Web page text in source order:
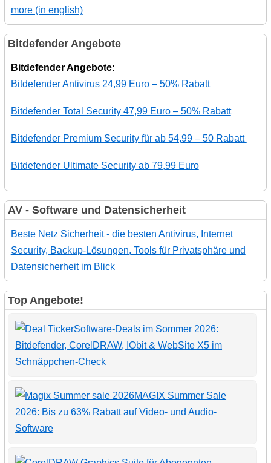
more (in english)
Bitdefender Angebote
Bitdefender Angebote:
Bitdefender Antivirus 24,99 Euro – 50% Rabatt
Bitdefender Total Security 47,99 Euro – 50% Rabatt
Bitdefender Premium Security für ab 54,99 – 50 Rabatt
Bitdefender Ultimate Security ab 79,99 Euro
AV - Software und Datensicherheit
Beste Netz Sicherheit - die besten Antivirus, Internet
Security, Backup-Lösungen, Tools für Privatsphäre und
Datensicherheit im Blick
Top Angebote!
Software-Deals im Sommer 2026:
Bitdefender, CorelDRAW, IObit & WebSite X5 im
Schnäppchen-Check
MAGIX Summer Sale
2026: Bis zu 63% Rabatt auf Video- und Audio-
Software